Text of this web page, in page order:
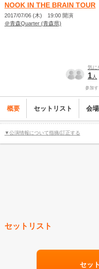
NOOK IN THE BRAIN TOUR
2017/07/06 (木) 19:00 開演
＠青森Quarter (青森県)
気に
1人
参加
概要 セットリスト 会場
▼公演情報について指摘/訂正する
セットリスト
セッ